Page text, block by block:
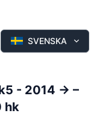
SVENSKA
- 2014 -> –
hk